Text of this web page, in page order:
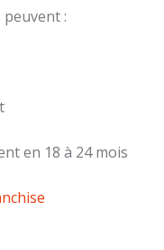
:
en 18 à 24 mois